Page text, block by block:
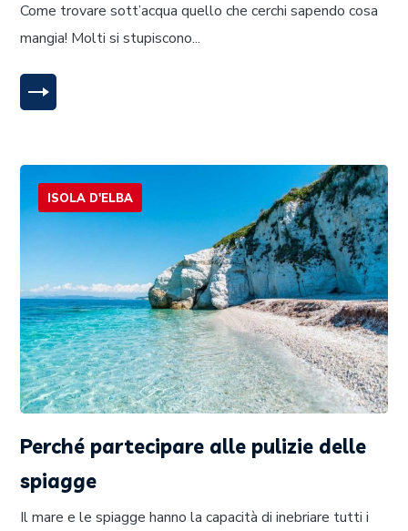
Come trovare sott’acqua quello che cerchi sapendo cosa
mangia! Molti si stupiscono...
ISOLA D'ELBA
Perché partecipare alle pulizie delle
spiagge
Il mare e le spiagge hanno la capacità di inebriare tutti i